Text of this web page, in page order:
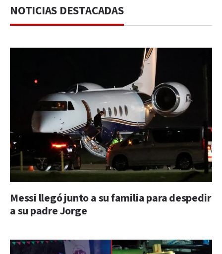
NOTICIAS DESTACADAS
Messi llegó junto a su familia para despedir
a su padre Jorge